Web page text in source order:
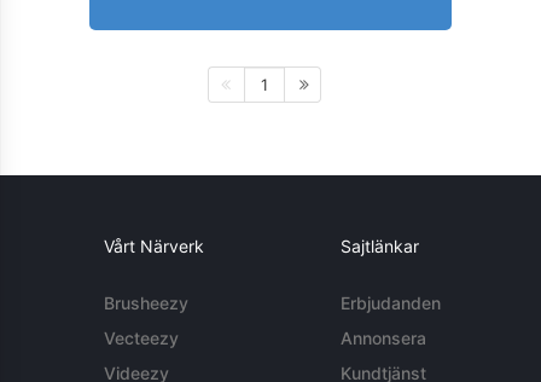
1
Vårt Närverk
Brusheezy
Vecteezy
Videezy
Sajtlänkar
Erbjudanden
Annonsera
Kundtjänst